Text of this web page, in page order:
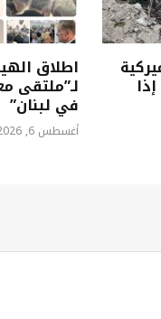
اطلاق
لـ”ملتقى
في لبنان”
أغسطس 6, 2026